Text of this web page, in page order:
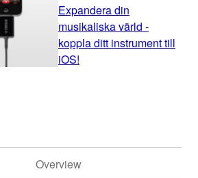
Expandera din
musikaliska värld -
koppla ditt instrument till
iOS!
Overview